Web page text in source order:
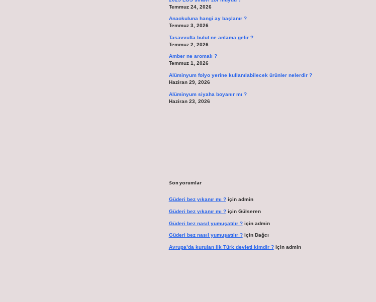
Temmuz 24, 2026
Anaokuluna hangi ay başlanır ?
Temmuz 3, 2026
Tasavvufta bulut ne anlama gelir ?
Temmuz 2, 2026
Amber ne aromalı ?
Temmuz 1, 2026
Alüminyum folyo yerine kullanılabilecek ürünler nelerdir ?
Haziran 29, 2026
Alüminyum siyaha boyanır mı ?
Haziran 23, 2026
Son yorumlar
Güderi bez yıkanır mı ?için admin
Güderi bez yıkanır mı ?için Gülseren
Güderi bez nasıl yumuşatılır ?için admin
Güderi bez nasıl yumuşatılır ?için Dağcı
Avrupa’da kurulan ilk Türk devleti kimdir ?için admin